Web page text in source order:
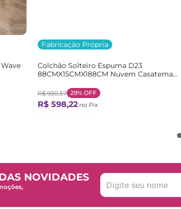
Fabricação Própria
Colchão Solteiro Espuma D23
88CMX15CMX188CM Nuvem Casatema
R$ 930,57 29%OFF
R$ 598,22no Pix
NOVIDADES